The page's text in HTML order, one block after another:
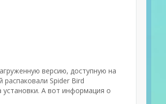
версию, доступную на
Spider Bird
установки. А вот информация о